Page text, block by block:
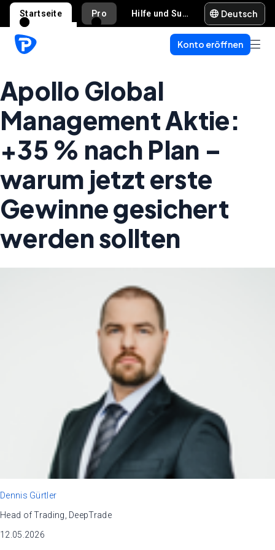
Startseite Pro Hilfe und Support Deutsch
Konto eröffnen
Apollo Global
Management Aktie:
+35 % nach Plan –
warum jetzt erste
Gewinne gesichert
werden sollten
Dennis Gürtler
Head of Trading, DeepTrade
12.05.2026